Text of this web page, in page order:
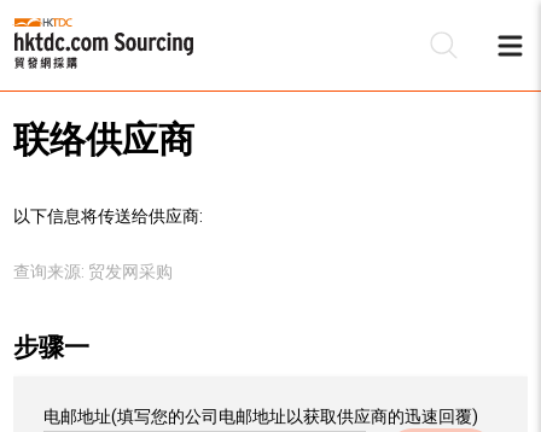
联络供应商
以下信息将传送给供应商:
查询来源: 贸发网采购
步骤一
电邮地址(填写您的公司电邮地址以获取供应商的迅速回覆)